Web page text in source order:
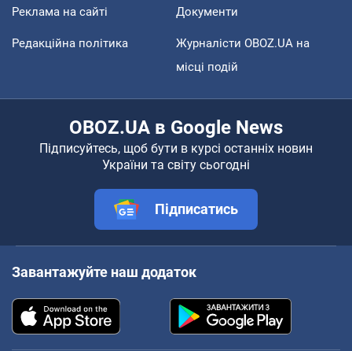
Реклама на сайті Документи
Редакційна політика
Журналісти OBOZ.UA на
місці подій
OBOZ.UA в Google News
Підписуйтесь, щоб бути в курсі останніх новин
України та світу сьогодні
Підписатись
Завантажуйте наш додаток